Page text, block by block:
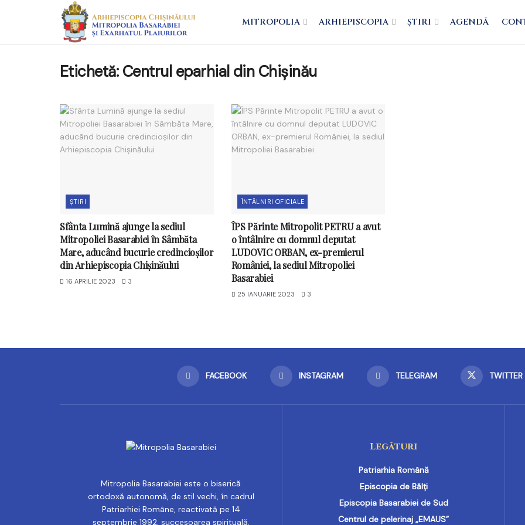
MITROPOLIA ARHIEPISCOPIA ȘTIRI AGENDĂ
Etichetă: Centrul eparhial din Chișinău
ȘTIRI
Sfânta Lumină ajunge la sediul
Mitropoliei Basarabiei în Sâmbăta
Mare, aducând bucurie credincioșilor
din Arhiepiscopia Chișinăului
16 APRILIE 2023 3
ÎNTÂLNIRI OFICIALE
ÎPS Părinte Mitropolit PETRU a avut
o întâlnire cu domnul deputat
LUDOVIC ORBAN, ex-premierul
României, la sediul Mitropoliei
Basarabiei
25 IANUARIE 2023 3
FACEBOOK INSTAGRAM TELEGRAM TWITTER
Mitropolia Basarabiei este o biserică
ortodoxă autonomă, de stil vechi, în cadrul
Patriarhiei Române, reactivată pe 14
septembrie 1992, succesoarea spirituală,
Legături
Patriarhia Română
Episcopia de Bălți
Episcopia Basarabiei de Sud
Centrul de pelerinaj „EMAUS”